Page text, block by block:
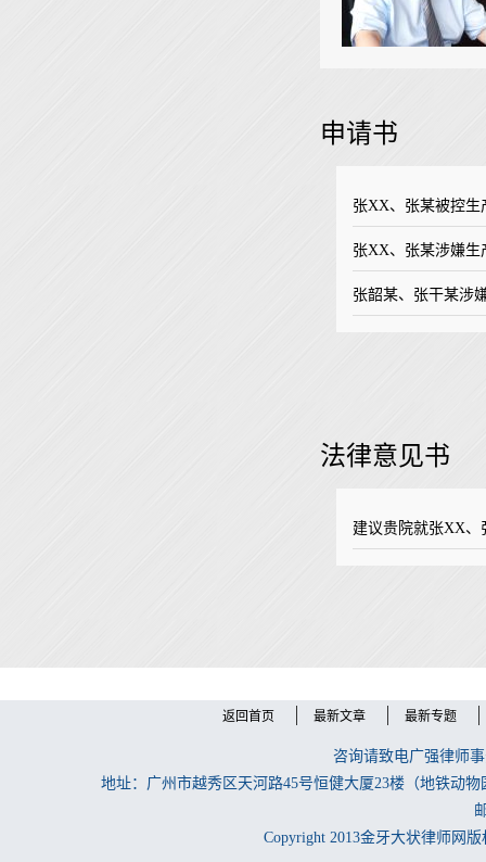
申请书
张XX、张某被控生
张XX、张某涉嫌生
张韶某、张干某涉
法律意见书
建议贵院就张XX、
返回首页 最新文章 最新专题
咨询请致电广强律师
地址：广州市越秀区天河路45号恒健大厦23楼（地铁动
Copyright 2013金牙大状律师网